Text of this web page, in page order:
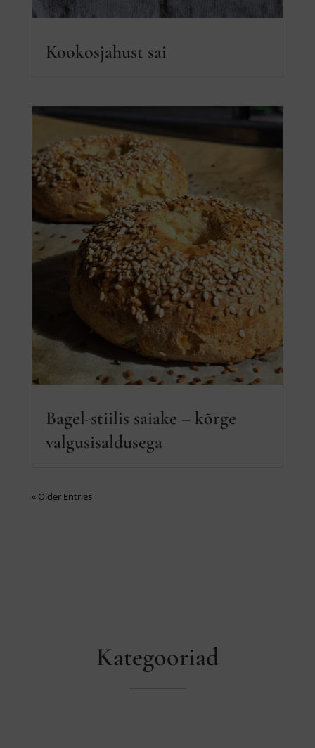
Kookosjahust sai
Bagel-stiilis saiake – kõrge
valgusisaldusega
« Older Entries
Kategooriad